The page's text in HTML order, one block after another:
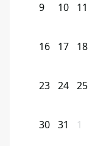
9 10 11
16 17 18
23 24 25
30 31 1